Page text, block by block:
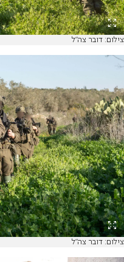
צילום: דובר צה"ל
צילום: דובר צה"ל